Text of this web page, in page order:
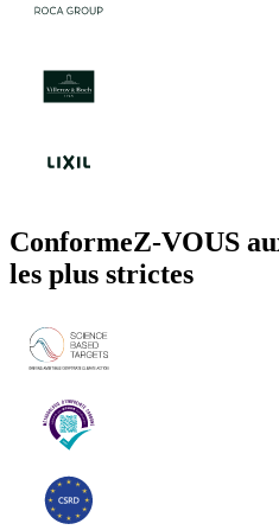
ConformeZ-VOUS
les plus strictes